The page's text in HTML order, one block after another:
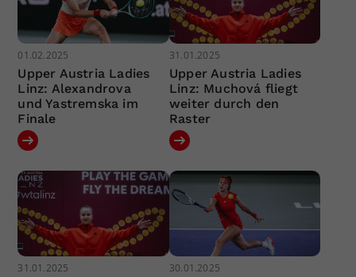
01.02.2025
Upper Austria Ladies
Linz: Alexandrova
und Yastremska im
Finale
31.01.2025
Upper Austria Ladies
Linz: Muchová fliegt
weiter durch den
Raster
31.01.2025 30.01.2025